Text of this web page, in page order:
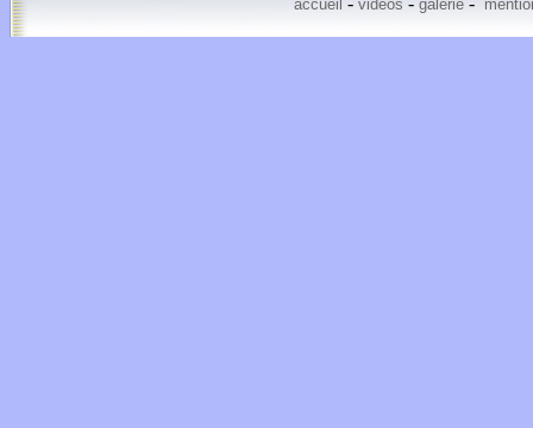
accueil vidéos galerie